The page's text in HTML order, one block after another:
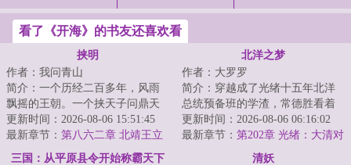
看了《开海》的书友还喜欢看
挟明
作者：我问青山
简介：一个历经二百多年，风雨
飘摇的王朝。一个挟天子问鼎天
下的枭雄。清兵入关，乱我中
华。明末乱局如何...
更新时间：2026-08-06 15:51:45
最新章节： 第八六二章 北靖王立
北洋之梦
作者：大罗罗
简介：穿越成了光绪十五年北洋
总统预备班的学渣，常德胜看着
自己的一众好同学：冯国璋、段
祺瑞、曹锟、王...
更新时间：2026-08-06 06:16:02
最新章节： 第202章 光绪：大清对
日本，优势在我！（求月票）
三国：从平原县令开始称霸天下
清妖